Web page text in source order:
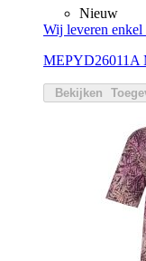
Nieuw
Wij leveren
MEPYD26011A
Bekijken